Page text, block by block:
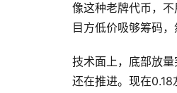
像这种老牌代币，
目方低价吸够筹码
技术面上，底部放
还在推进。现在0.18